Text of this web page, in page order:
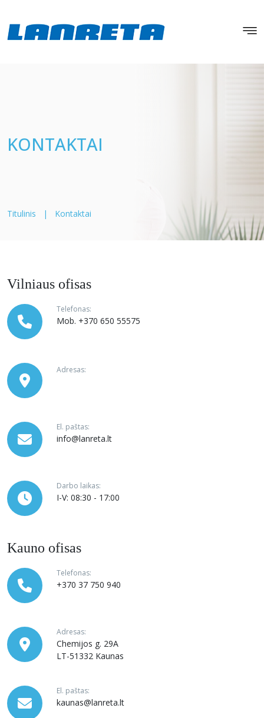
KONTAKTAI
Titulinis | Kontaktai
Vilniaus ofisas
Telefonas:
Mob. +370 650 55575
Adresas:
El. paštas:
info@lanreta.lt
Darbo laikas:
I-V: 08:30 - 17:00
Kauno ofisas
Telefonas:
+370 37 750 940
Adresas:
Chemijos g. 29A
LT-51332 Kaunas
El. paštas:
kaunas@lanreta.lt